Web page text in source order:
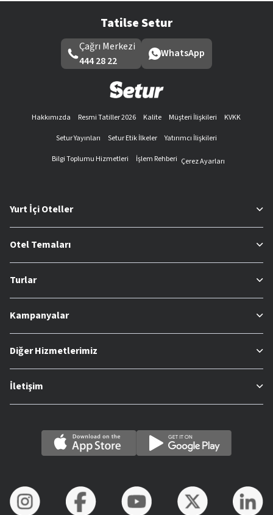
Tatilse Setur
Çağrı Merkezi
444 28 22
WhatsApp
Hakkımızda Resmi Tatiller 2026 Kalite Müşteri İlişkileri
KVKK
Setur Yayınları
Setur Etik İlkeler
Yatırımcı İlişkileri
Bilgi Toplumu Hizmetleri
İşlem Rehberi Çerez Ayarları
Yurt İçi Oteller
Otel Temaları
Turlar
Kampanyalar
Diğer Hizmetlerimiz
İletişim